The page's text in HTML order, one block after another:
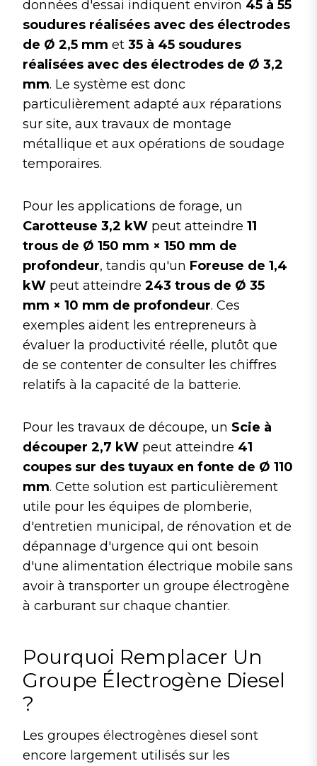
données d'essai indiquent environ 45 à 55
soudures réalisées avec des électrodes
de Ø 2,5 mm et 35 à 45 soudures
réalisées avec des électrodes de Ø 3,2
mm. Le système est donc
particulièrement adapté aux réparations
sur site, aux travaux de montage
métallique et aux opérations de soudage
temporaires.
Pour les applications de forage, un
Carotteuse 3,2 kW peut atteindre 11
trous de Ø 150 mm × 150 mm de
profondeur, tandis qu'un Foreuse de 1,4
kW peut atteindre 243 trous de Ø 35
mm × 10 mm de profondeur. Ces
exemples aident les entrepreneurs à
évaluer la productivité réelle, plutôt que
de se contenter de consulter les chiffres
relatifs à la capacité de la batterie.
Pour les travaux de découpe, un Scie à
découper 2,7 kW peut atteindre 41
coupes sur des tuyaux en fonte de Ø 110
mm. Cette solution est particulièrement
utile pour les équipes de plomberie,
d'entretien municipal, de rénovation et de
dépannage d'urgence qui ont besoin
d'une alimentation électrique mobile sans
avoir à transporter un groupe électrogène
à carburant sur chaque chantier.
Pourquoi Remplacer Un
Groupe Électrogène Diesel
?
Les groupes électrogènes diesel sont
encore largement utilisés sur les